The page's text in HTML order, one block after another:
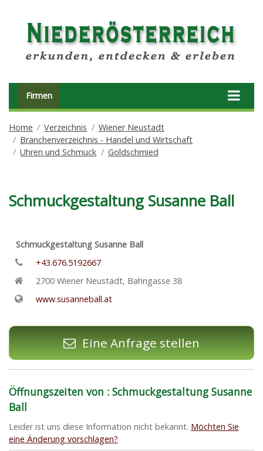
Firmen
Home Verzeichnis
Wiener Neustadt
Branchenverzeichnis - Handel und Wirtschaft
Uhren und Schmuck
Goldschmied
Schmuckgestaltung Susanne Ball
Schmuckgestaltung Susanne Ball
+43.676.5192667
2700 Wiener Neustadt, Bahngasse 38
www.susanneball.at
Eine Anfrage stellen
Öffnungszeiten von : Schmuckgestaltung Susanne
Ball
Leider ist uns diese Information nicht bekannt. Möchten Sie
eine Änderung vorschlagen?